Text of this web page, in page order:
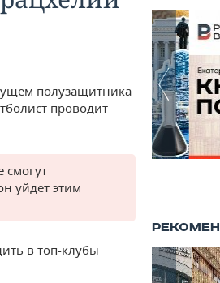
полузащитника
проводит
смогут
уйдет этим
в топ-клубы